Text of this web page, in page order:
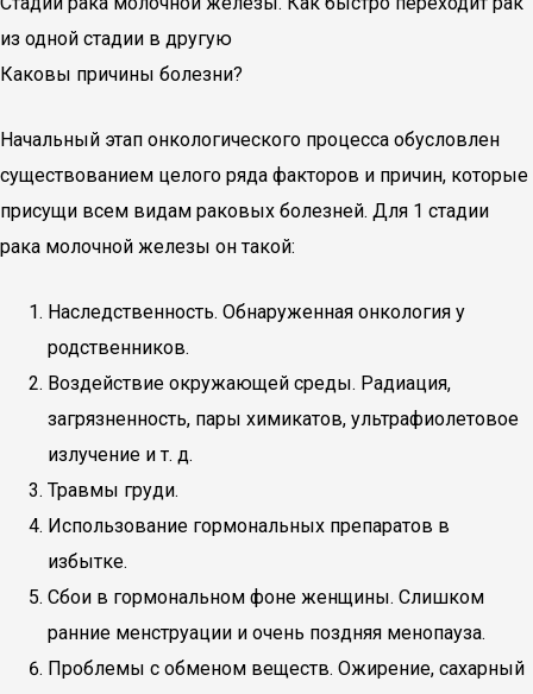
из одной стадии в другую
Каковы причины болезни?
Начальный этап онкологического процесса обусловлен
существованием целого ряда факторов и причин, которые
присущи всем видам раковых болезней. Для 1 стадии
рака молочной железы он такой:
Наследственность. Обнаруженная онкология у
родственников.
Воздействие окружающей среды. Радиация,
загрязненность, пары химикатов, ультрафиолетовое
излучение и т. д.
Травмы груди.
Использование гормональных препаратов в
избытке.
Сбои в гормональном фоне женщины. Слишком
ранние менструации и очень поздняя менопауза.
Проблемы с обменом веществ. Ожирение, сахарный